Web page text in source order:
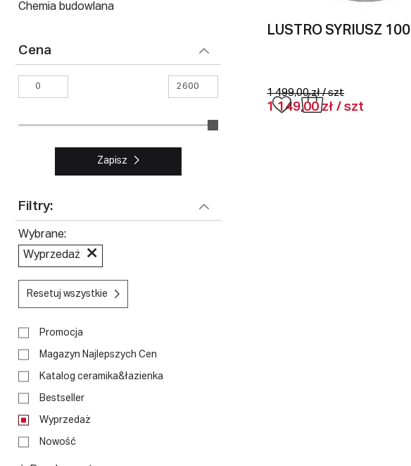
Chemia budowlana
Cena
Zapisz
Filtry:
Wybrane
Wyprzedaż
Resetuj wszystkie
Promocja
Magazyn Najlepszych Cen
Katalog ceramika&łazienka
Bestseller
Wyprzedaż
Nowość
LUSTRO SYRIUSZ 100
1 499,00 zł / szt
1 149,00 zł / szt